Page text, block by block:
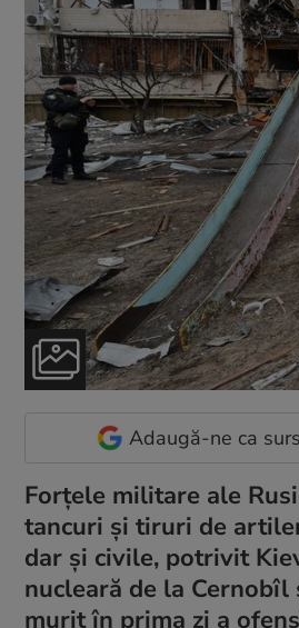
Adaugă-ne ca
Forțele militare ale
tancuri și tiruri de
dar și civile, potrivit
nucleară de la
murit în prima zi a